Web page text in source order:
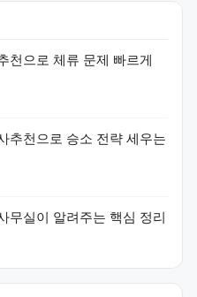
천으로 체류 문제 빠르게
추천으로 승소 전략 세우는
무실이 알려주는 핵심 정리